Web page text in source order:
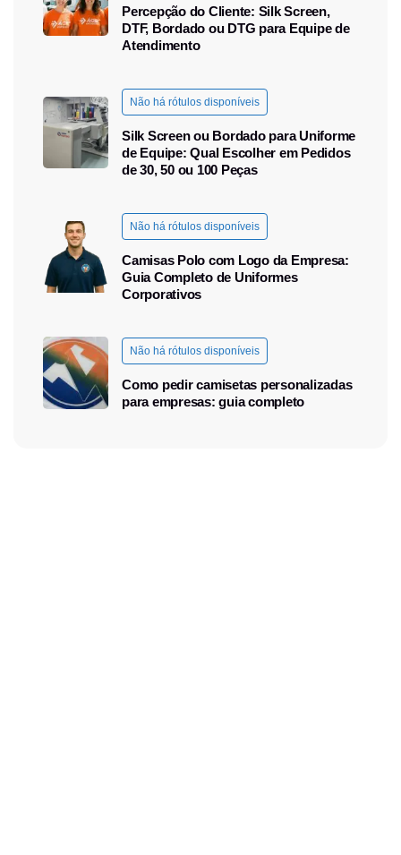
Percepção do Cliente: Silk Screen,
DTF, Bordado ou DTG para Equipe de
Atendimento
Não há rótulos disponíveis
Silk Screen ou Bordado para Uniforme
de Equipe: Qual Escolher em Pedidos
de 30, 50 ou 100 Peças
Não há rótulos disponíveis
Camisas Polo com Logo da Empresa:
Guia Completo de Uniformes
Corporativos
Não há rótulos disponíveis
Como pedir camisetas personalizadas
para empresas: guia completo